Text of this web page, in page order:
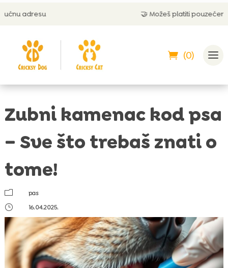
🤝 Možeš platiti pouzećem
(0)
Zubni kamenac kod psa
– Sve što trebaš znati o
tome!
m
pas
}
16.04.2025.